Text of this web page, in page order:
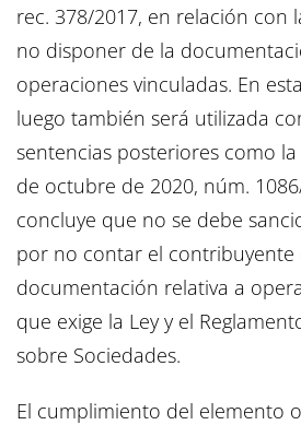
rec. 378/2017, en relación con
no disponer de la
operaciones vinculadas. En
luego también será utilizada
sentencias posteriores como la
de octubre de 2020, núm.
concluye que no se debe
por no contar el contribuyente
documentación relativa a
que exige la Ley y el
sobre Sociedades.
El cumplimiento del elemento